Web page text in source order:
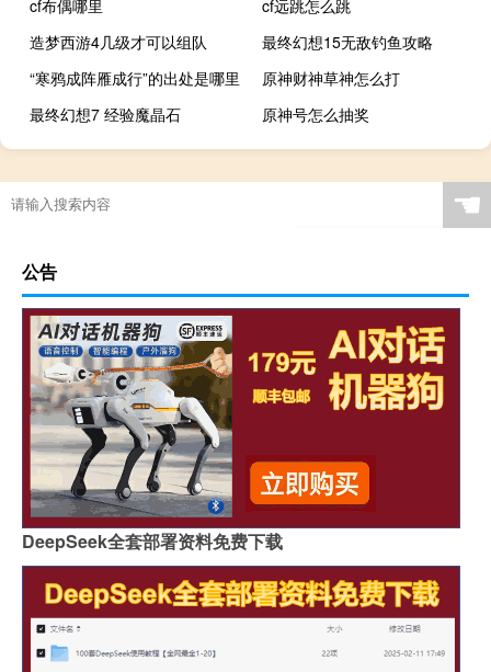
cf布偶哪里
cf远跳怎么跳
造梦西游4几级才可以组队
最终幻想15无敌钓鱼攻略
“寒鸦成阵雁成行”的出处是哪里
原神财神草神怎么打
最终幻想7 经验魔晶石
原神号怎么抽奖
☚
公告
DeepSeek全套部署资料免费下载